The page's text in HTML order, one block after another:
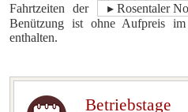
Fahrtzeiten der
▸ Rosentaler
Benützung ist ohne Aufpreis
enthalten.
Betriebstage